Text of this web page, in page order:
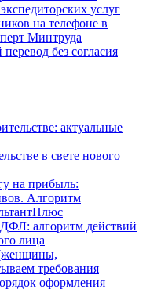
услуг
на телефоне в
Минтруда
без согласия
актуальные
в свете нового
на прибыль:
Алгоритм
алгоритм действий
лица
(женщины,
требования
оформления